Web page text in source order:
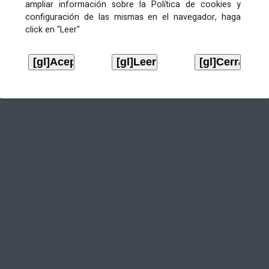
ampliar información sobre la Política de cookies y
configuración de las mismas en el navegador, haga
click en "Leer"